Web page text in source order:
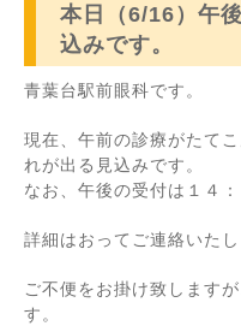
本日（6/16）午
込みです。
青葉台駅前眼科です。
現在、午前の診療がたて
れが出る見込みです。
なお、午後の受付は１４
詳細はおってご連絡いたし
ご不便をお掛け致します
す。